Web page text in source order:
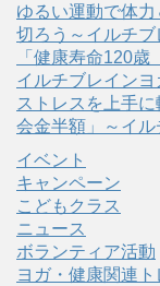
ゆるい運動で体
切ろう～イルチ
「健康寿命120
イルチブレイン
ストレスを上手
会金半額」～イ
イベント
キャンペーン
こどもクラス
ニュース
ボランティア活動
ヨガ・健康関連ト